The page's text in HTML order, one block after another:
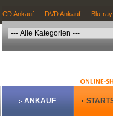
CD Ankauf DVD Ankauf Blu-
ANKAUF